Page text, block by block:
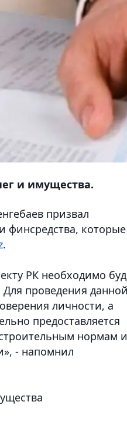
и имущества.
призвал
финсредства, которые
.
РК необходимо
проведения
личности, а
предоставляется
строительным нормам и
- напомнил